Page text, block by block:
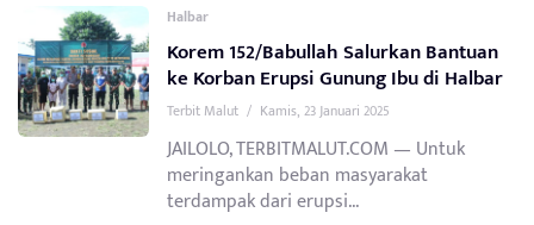
Halbar
Korem 152/Babullah Salurkan Bantuan
ke Korban Erupsi Gunung Ibu di Halbar
Terbit Malut / Kamis, 23 Januari 2025
JAILOLO, TERBITMALUT.COM — Untuk
meringankan beban masyarakat
terdampak dari erupsi...